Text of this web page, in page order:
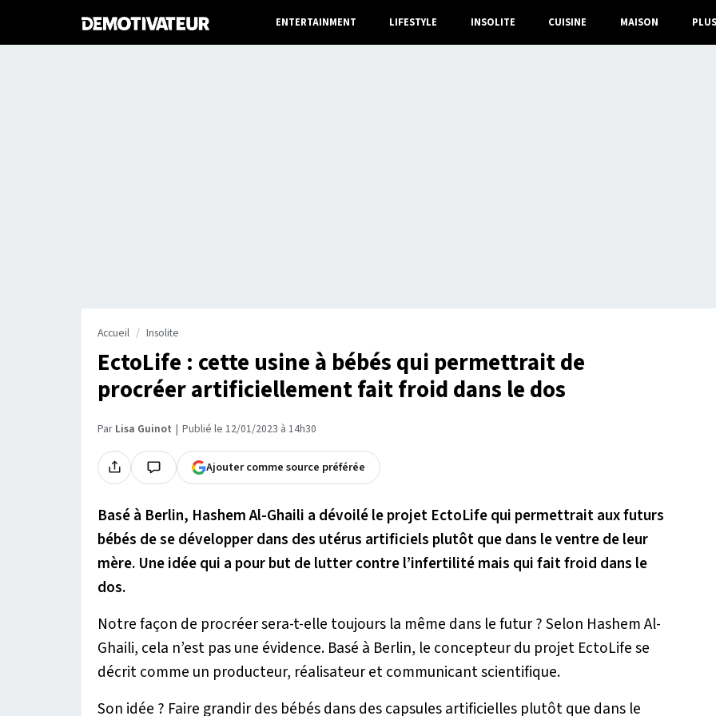
ENTERTAINMENT LIFESTYLE INSOLITE CUISINE MAISON PLUS
Accueil Insolite
EctoLife : cette usine à bébés qui permettrait de
procréer artificiellement fait froid dans le dos
Par Lisa Guinot Publié le 12/01/2023 à 14h30
Ajouter comme source préférée
Basé à Berlin, Hashem Al-Ghaili a dévoilé le projet EctoLife qui permettrait aux futurs
bébés de se développer dans des utérus artificiels plutôt que dans le ventre de leur
mère. Une idée qui a pour but de lutter contre l’infertilité mais qui fait froid dans le
dos.
Notre façon de procréer sera-t-elle toujours la même dans le futur ? Selon Hashem Al-
Ghaili, cela n’est pas une évidence. Basé à Berlin, le concepteur du projet EctoLife se
décrit comme un producteur, réalisateur et communicant scientifique.
Son idée ? Faire grandir des bébés dans des capsules artificielles plutôt que dans le